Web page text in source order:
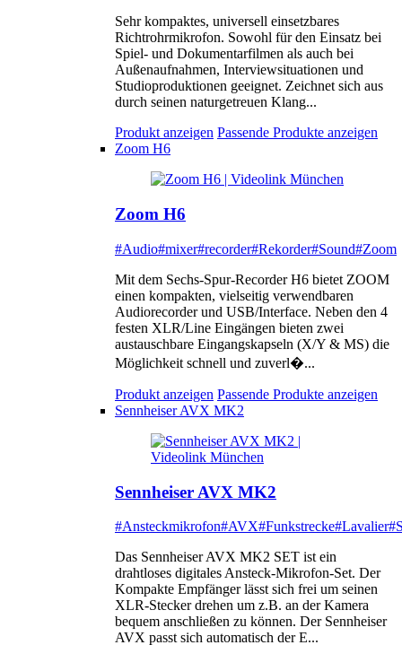
Sehr kompaktes, universell einsetzbares
Richtrohrmikrofon. Sowohl für den Einsatz bei
Spiel- und Dokumentarfilmen als auch bei
Außenaufnahmen, Interviewsituationen und
Studioproduktionen geeignet. Zeichnet sich aus
durch seinen naturgetreuen Klang...
Produkt anzeigen Passende Produkte anzeigen
Zoom H6
Zoom H6
#Audio#mixer#recorder#Rekorder#Sound#Zoom
Mit dem Sechs-Spur-Recorder H6 bietet ZOOM
einen kompakten, vielseitig verwendbaren
Audiorecorder und USB/Interface. Neben den 4
festen XLR/Line Eingängen bieten zwei
austauschbare Eingangskapseln (X/Y & MS) die
Möglichkeit schnell und zuverl�...
Produkt anzeigen Passende Produkte anzeigen
Sennheiser AVX MK2
Sennheiser AVX MK2
#Ansteckmikrofon#AVX#Funkstrecke#Lavalier
Das Sennheiser AVX MK2 SET ist ein
drahtloses digitales Ansteck-Mikrofon-Set. Der
Kompakte Empfänger lässt sich frei um seinen
XLR-Stecker drehen um z.B. an der Kamera
bequem anschließen zu können. Der Sennheiser
AVX passt sich automatisch der E...